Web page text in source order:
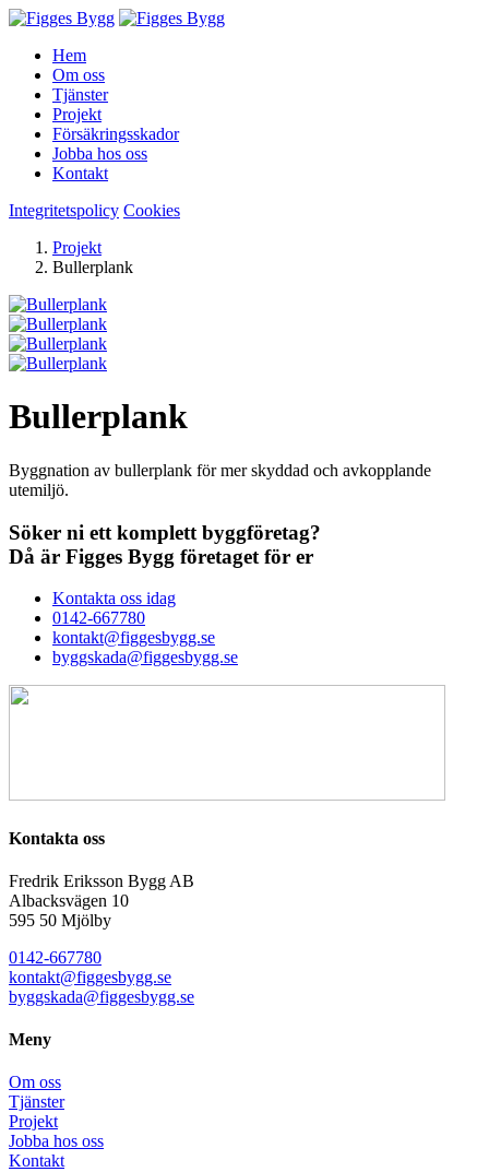
Hem
Om oss
Tjänster
Projekt
Försäkringsskador
Jobba hos oss
Kontakt
Integritetspolicy Cookies
Projekt
Bullerplank
Bullerplank
Byggnation av bullerplank för mer skyddad och avkopplande
utemiljö.
Söker ni ett komplett byggföretag?
Då är Figges Bygg företaget för er
Kontakta oss idag
0142-667780
kontakt@figgesbygg.se
byggskada@figgesbygg.se
Kontakta oss
Fredrik Eriksson Bygg AB
Albacksvägen 10
595 50 Mjölby​
0142-667780
kontakt@figgesbygg.se
byggskada@figgesbygg.se
Meny
Om oss
Tjänster
Projekt
Jobba hos oss
Kontakt